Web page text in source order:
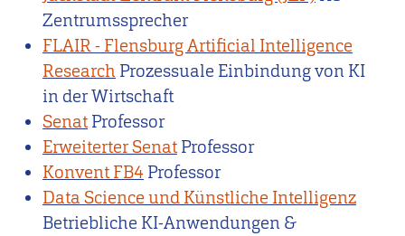
Zentrumssprecher
FLAIR - Flensburg Artificial Intelligence
Research Prozessuale Einbindung von KI
in der Wirtschaft
SenatProfessor
Erweiterter SenatProfessor
Konvent FB4 Professor
Data Science und Künstliche Intelligenz
Betriebliche KI-Anwendungen &